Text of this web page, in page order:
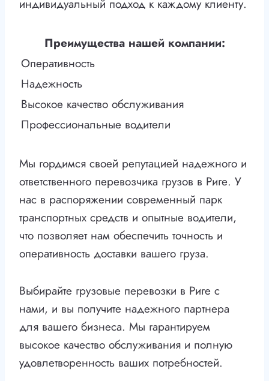
индивидуальный подход к каждому клиенту.
Преимущества нашей компании:
Оперативность
Надежность
Высокое качество обслуживания
Профессиональные водители
Мы гордимся своей репутацией надежного и
ответственного перевозчика грузов в Риге. У
нас в распоряжении современный парк
транспортных средств и опытные водители,
что позволяет нам обеспечить точность и
оперативность доставки вашего груза.
Выбирайте грузовые перевозки в Риге с
нами, и вы получите надежного партнера
для вашего бизнеса. Мы гарантируем
высокое качество обслуживания и полную
удовлетворенность ваших потребностей.